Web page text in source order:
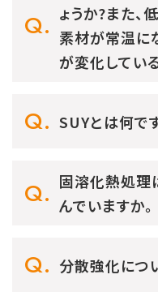
ょうか?また
素材が常温に
が変化してい
SUYとは何で
固溶化熱処理
んでいますか。
分散強化につ